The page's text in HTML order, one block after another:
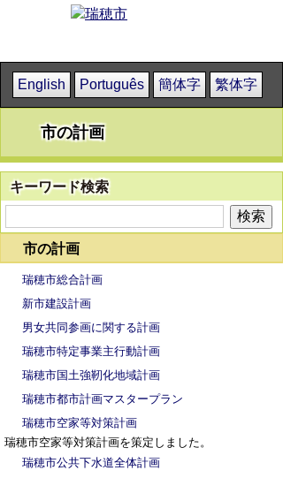
English Português 簡体字 繁体字
市の計画
キーワード検索
市の計画
瑞穂市総合計画
新市建設計画
男女共同参画に関する計画
瑞穂市特定事業主行動計画
瑞穂市国土強靭化地域計画
瑞穂市都市計画マスタープラン
瑞穂市空家等対策計画
瑞穂市空家等対策計画を策定しました。
瑞穂市公共下水道全体計画